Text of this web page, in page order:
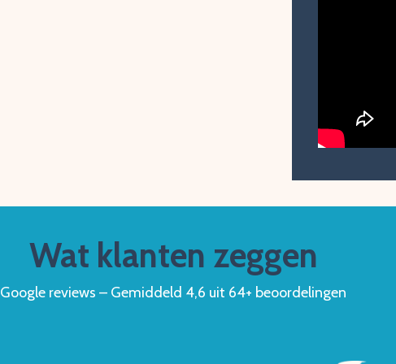
Wat klanten zeggen
Google reviews – Gemiddeld 4,6 uit 64+ beoordelingen